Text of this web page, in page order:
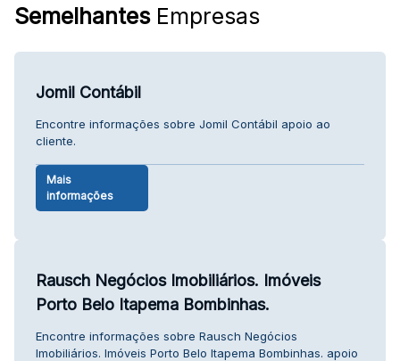
SemelhantesEmpresas
Jomil Contábil
Encontre informações sobre Jomil Contábil apoio ao
cliente.
Mais
informações
Rausch Negócios Imobiliários. Imóveis
Porto Belo Itapema Bombinhas.
Encontre informações sobre Rausch Negócios
Imobiliários. Imóveis Porto Belo Itapema Bombinhas. apoio